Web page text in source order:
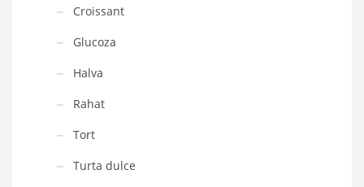
Croissant
Glucoza
Halva
Rahat
Tort
Turta dulce